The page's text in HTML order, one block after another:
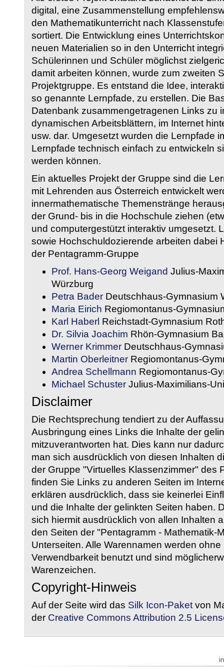
digital, eine Zusammenstellung
den Mathematikunterricht nach
sortiert. Die Entwicklung eines
neuen Materialien so in den Unterricht
Schülerinnen und Schüler möglichst
damit arbeiten können, wurde zum zweiten
Projektgruppe. Es entstand die Idee,
so genannte Lernpfade, zu erstellen. Die
Datenbank zusammengetragenen Links zu
dynamischen Arbeitsblättern, im Internet
usw. dar. Umgesetzt wurden die Lernpfade
Lernpfade technisch einfach zu entwickeln
werden können.
Ein aktuelles Projekt der Gruppe sind die
mit Lehrenden aus Österreich entwickelt
innermathematische Themenstränge
der Grund- bis in die Hochschule ziehen
und computergestützt interaktiv umgesetzt.
sowie Hochschuldozierende arbeiten dabei
der Pentagramm-Gruppe
Prof. Hans-Georg Weigand Julius-
Würzburg
Petra Bader Deutschhaus-Gymnasium
Maria Eirich Regiomontanus-
Karl Haberl Reichstadt-Gymnasium
Dr. Silvia Joachim Rhön-Gymnasium
Werner Krimmer Deutschhaus-
Martin Oberleitner Regiomontanus-
Andrea Schellmann Regiomontanus-
Michael Schuster Julius-Maximilians-
Disclaimer
Die Rechtsprechung tendiert zu der
Ausbringung eines Links die Inhalte der
mitzuverantworten hat. Dies kann nur
man sich ausdrücklich von diesen Inhalten
der Gruppe "Virtuelles Klassenzimmer" des
finden Sie Links zu anderen Seiten im
erklären ausdrücklich, dass sie keinerlei
und die Inhalte der gelinkten Seiten haben.
sich hiermit ausdrücklich von allen Inhalten
den Seiten der "Pentagramm - Mathematik-
Unterseiten. Alle Warennamen werden
Verwendbarkeit benutzt und sind
Warenzeichen.
Copyright-Hinweis
Auf der Seite wird das Silk Icon-Paket von
der Creative Commons Attribution 2.5